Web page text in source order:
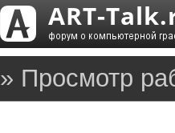
» Просмотр